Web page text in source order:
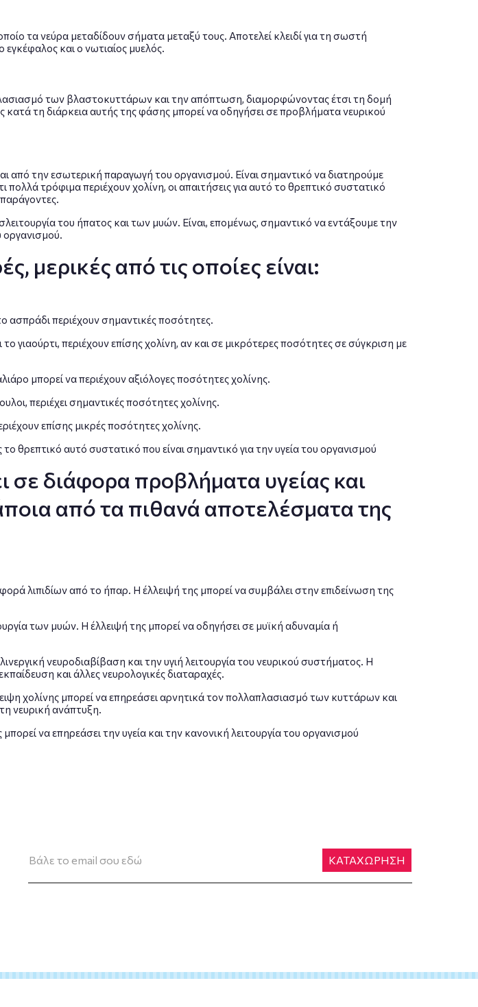
τα νεύρα μεταδίδουν σήματα μεταξύ τους. Αποτελεί κλειδί για τη σωστή
και ο νωτιαίος μυελός.
των βλαστοκυττάρων και την απόπτωση, διαμορφώνοντας έτσι τη δομή
κατά τη διάρκεια αυτής της φάσης μπορεί να οδηγήσει σε προβλήματα νευρικού
από την εσωτερική παραγωγή του οργανισμού. Είναι σημαντικό να διατηρούμε
τρόφιμα περιέχουν χολίνη, οι απαιτήσεις για αυτό το θρεπτικό συστατικό
του ήπατος και των μυών. Είναι, επομένως, σημαντικό να εντάξουμε την
οργανισμού.
μερικές από τις οποίες είναι:
ασπράδι περιέχουν σημαντικές ποσότητες.
γιαούρτι, περιέχουν επίσης χολίνη, αν και σε μικρότερες ποσότητες σε σύγκριση με
μπορεί να περιέχουν αξιόλογες ποσότητες χολίνης.
περιέχει σημαντικές ποσότητες χολίνης.
επίσης μικρές ποσότητες χολίνης.
θρεπτικό αυτό συστατικό που είναι σημαντικό για την υγεία του οργανισμού
σε διάφορα προβλήματα υγείας και
από τα πιθανά αποτελέσματα της
λιπιδίων από το ήπαρ. Η έλλειψή της μπορεί να συμβάλει στην επιδείνωση της
των μυών. Η έλλειψή της μπορεί να οδηγήσει σε μυϊκή αδυναμία ή
νευροδιαβίβαση και την υγιή λειτουργία του νευρικού συστήματος. Η
και άλλες νευρολογικές διαταραχές.
χολίνης μπορεί να επηρεάσει αρνητικά τον πολλαπλασιασμό των κυττάρων και
νευρική ανάπτυξη.
να επηρεάσει την υγεία και την κανονική λειτουργία του οργανισμού
ΚΑΤΑΧΩΡΗΣΗ